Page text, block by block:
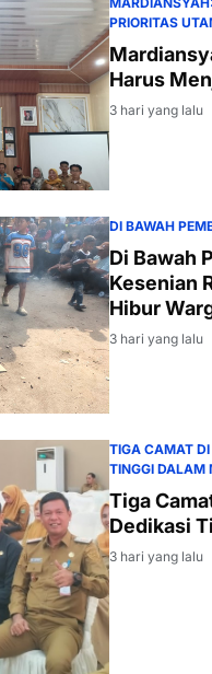
PRIORITAS
Harus
3 hari yang lalu
DI BAWAH
Di Bawah
Kesenian
Hibur
3 hari yang lalu
TIGA CAMAT
TINGGI DALAM
Tiga
Dedikasi
3 hari yang lalu